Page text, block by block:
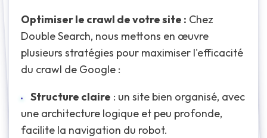
Optimiser le crawl de votre site : Chez
Double Search, nous mettons en œuvre
plusieurs stratégies pour maximiser l'efficacité
du crawl de Google :
Structure claire : un site bien organisé, avec
une architecture logique et peu profonde,
facilite la navigation du robot.